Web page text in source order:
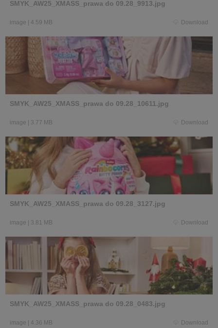
SMYK_AW25_XMASS_prawa do 09.28_9913.jpg
image 4.59 MB Download
SMYK_AW25_XMASS_prawa do 09.28_10611.jpg
image 3.77 MB Download
SMYK_AW25_XMASS_prawa do 09.28_3127.jpg
image 3.81 MB Download
SMYK_AW25_XMASS_prawa do 09.28_0483.jpg
image 4.36 MB Download